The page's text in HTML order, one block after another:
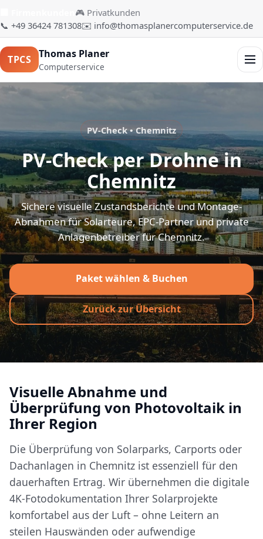
🎮 Privatkunden
📞 +49 36424 781308✉️ info@thomasplanercomputerservice.de
TPCS Thomas Planer
Computerservice
PV-Check • Chemnitz
PV-Check per Drohne in
Chemnitz
Sichere visuelle Zustandsberichte und Montage-
Abnahmen für Solarteure, EPC-Partner und private
Anlagenbetreiber für Chemnitz.
Paket wählen & Buchen
Zurück zur Übersicht
Visuelle Abnahme und
Überprüfung von Photovoltaik in
Ihrer Region
Die Überprüfung von Solarparks, Carports oder
Dachanlagen in Chemnitz ist essenziell für den
dauerhaften Ertrag. Wir übernehmen die digitale
4K-Fotodokumentation Ihrer Solarprojekte
komfortabel aus der Luft – ohne Leitern an
steilen Hauswänden oder aufwendige